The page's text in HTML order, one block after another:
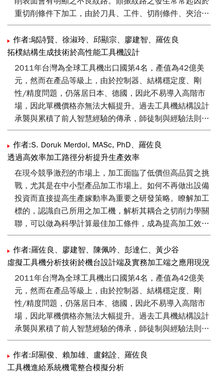
重切削條件下加工，由於刀具、工件、切削條件、夾治具
或夾持等因素之不良狀況所引起，此類問題往往可以憑有
經驗之加工者透過聽聲音的判斷而獲得解決，但會因人而
異。
本研究利用聲紋展開代替人耳判斷是否有加工顫振的現象
發生，藉此未來如果在加工過程未產生顫振則可適當的加
快切削加工速度，若產生顫振則自動加（減）切削條件用
以避開顫振點，如此可以致使切削條件保持再最佳的狀
況，提昇切削效率，並避免因人而異的切削條件導致加工
效率降低的現象。目前已完成軟硬體撰寫與配置，初步測
試已具有相當良好的成效，目前正繼續朝向提高穩定性與
作者:鄔詩賢、徐淑玲、邱顯宗、廖建智、羅佐良
拓樸結構生成技術於高性能工具機設計
2011年台灣為全球工具機出口國第4名，產值為42億美
元，然而在產品等級上，由於控制器、結構穩定度、剛
性/精度問題，仍落居日本、德國，因此不易導入高階市
場，因此單機價格亦無法大幅提升。過去工具機結構設計
承襲與累積了前人智慧經驗的傳承，師徒制與經驗法則為
工程結構設計之主力方法。然而台灣工具機欲邁向A+等級
追德趕日，則設計理念必然需要有一個徹底的改變。科學
導入設計已是必然的趨勢。2012年工研院機械所執行之
工業基礎技術~虛擬工具機技術即整合虛擬切削、拓樸結
構生成技術、機電整合多體動力模擬形成一個完整之工具
機科學設計法則。本文即在此基礎下建立工具機專屬拓樸
分析與自動生成技術之理論與軟體研析。預計2013年整
體虛擬工具機技術完成後，可以大幅提升國內工具機設計
技術與質量的整體改變，期將台灣工具機設計水準提升至
國際一級水準。
作者:S. Doruk Merdol, MASc, PhD、羅佐良
透過高效率加工路徑分析提升生產效率
在現今競爭激烈的市場上，加工面臨了低價但高品質之挑
戰，尤其是在中小型產品加工市場上。如何不再做出設備
投資而直接提高生產嫁動率為重要之研發策略。瞭解加工
標的，認識自己所用之加工機，解析其耦合之切削力學關
聯，可以做為科學計算最佳加工條件，成為提高加工效率
計算之依據。本文作者為Dr. Merdol為英屬哥倫比亞大學
機械博士，專長為切削解析與震動學。文中提供切削解析
與切削條件優化之技術輪廓與案例。工研院機械所與Dr.
Merdol目前進行多項技術交流與合作計畫，期望透過先進
的分析技術提供加工製程優化的技術服務給精密加工與航
太代工業者。
作者:羅佐良、廖建智、陳佩吟、彭達仁、黃少谷
虛擬工具機分析技術於機台設計端及實務加工端之應用現況
2011年台灣為全球工具機出口國第4名，產值為42億美
元，然而在產品等級上，由於控制器、結構穩定度、剛
性/精度問題，仍落居日本、德國，因此不易導入高階市
場，因此單機價格亦無法大幅提升。過去工具機結構設計
承襲與累積了前人智慧經驗的傳承，師徒制與經驗法則為
工程結構設計之主力方法。然而台灣工具機欲邁向A+等級
追德趕日，則設計理念必然需要有一個徹底的改變。科學
導入設計已是必然的趨勢。2012年工研院機械所執行之
作者:邱顯俊、賴加雄、盧銘詮、羅佐良
工具機進給系統機電整合模擬分析